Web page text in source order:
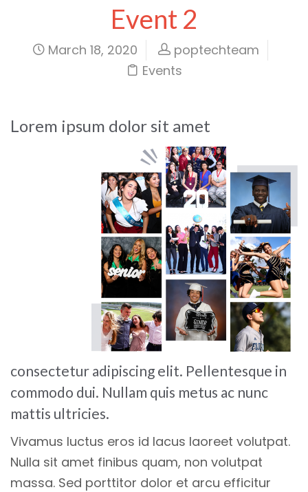
Event 2
March 18, 2020
poptechteam
Events
Lorem ipsum dolor sit amet
consectetur adipiscing elit. Pellentesque in
commodo dui. Nullam quis metus ac nunc
mattis ultricies.
Vivamus luctus eros id lacus laoreet volutpat.
Nulla sit amet finibus quam, non volutpat
massa. Sed porttitor dolor et arcu efficitur